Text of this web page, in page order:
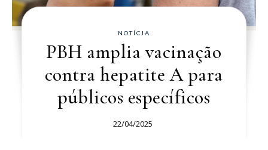
NOTÍCIA
PBH amplia vacinação
contra hepatite A para
públicos específicos
22/04/2025